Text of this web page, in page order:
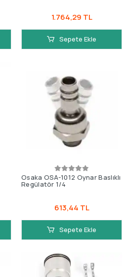
1.764,29 TL
Sepete Ekle
Osaka OSA-1012 Oynar Baslıklı
Regülatör 1/4
613,44 TL
Sepete Ekle